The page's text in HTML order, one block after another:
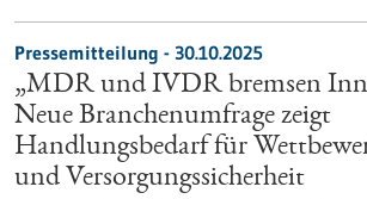
Pressemitteilung - 30.10.2025
„MDR und IVDR bremsen
Neue Branchenumfrage zeigt
Handlungsbedarf für
und Versorgungssicherheit